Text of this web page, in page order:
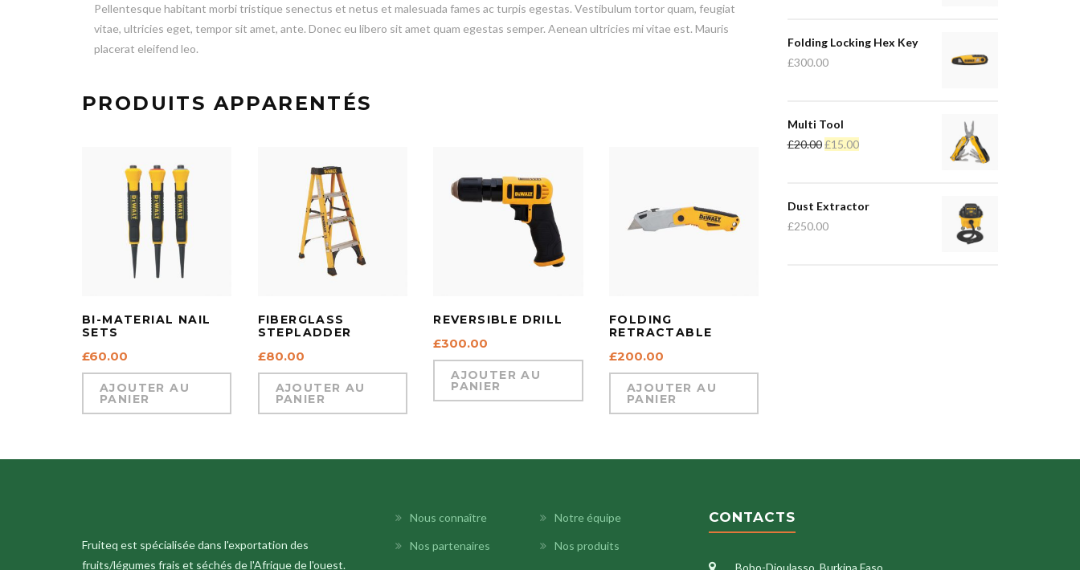
Pellentesque habitant morbi tristique senectus et netus et malesuada fames ac turpis egestas. Vestibulum tortor quam, feugiat
vitae, ultricies eget, tempor sit amet, ante. Donec eu libero sit amet quam egestas semper. Aenean ultricies mi vitae est. Mauris
placerat eleifend leo.
PRODUITS APPARENTÉS
BI-MATERIAL NAIL
SETS
£60.00
AJOUTER AU
PANIER
FIBERGLASS
STEPLADDER
£80.00
AJOUTER AU
PANIER
REVERSIBLE DRILL
£300.00
AJOUTER AU
PANIER
FOLDING
RETRACTABLE
£200.00
AJOUTER AU
PANIER
Folding Locking Hex Key
£300.00
Multi Tool
£20.00 £15.00
Dust Extractor
£250.00
Fruiteq est spécialisée dans l'exportation des
fruits/légumes frais et séchés de l'Afrique de l'ouest.
Nous connaître Notre équipe
Nos partenaires Nos produits
CONTACTS
Bobo-Dioulasso, Burkina Faso.